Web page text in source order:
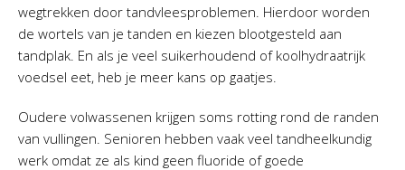
wegtrekken door tandvleesproblemen. Hierdoor worden
de wortels van je tanden en kiezen blootgesteld aan
tandplak. En als je veel suikerhoudend of koolhydraatrijk
voedsel eet, heb je meer kans op gaatjes.
Oudere volwassenen krijgen soms rotting rond de randen
van vullingen. Senioren hebben vaak veel tandheelkundig
werk omdat ze als kind geen fluoride of goede